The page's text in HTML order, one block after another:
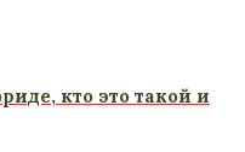
кто это такой и